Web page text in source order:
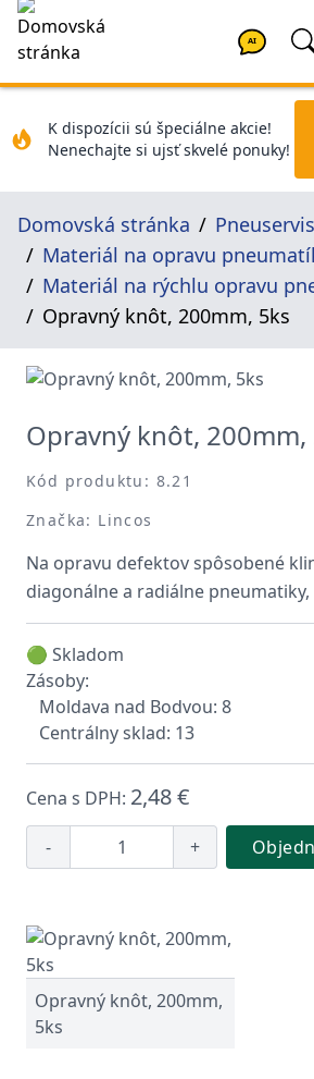
AI
K dispozícii sú špeciálne akcie!
Nenechajte si ujsť skvelé ponuky!
Domovská stránka
Materiál na opravu
Materiál na rýchlu opravu
Opravný knôt, 200mm, 5ks
Opravný knôt, 200mm,
Kód produktu: 8.21
Značka: Lincos
Na opravu defektov spôsobené
diagonálne a radiálne
🟢 Skladom
Zásoby:
Moldava nad Bodvou: 8
Centrálny sklad: 13
Cena s DPH: 2,48 €
- +
Opravný knôt, 200mm,
5ks